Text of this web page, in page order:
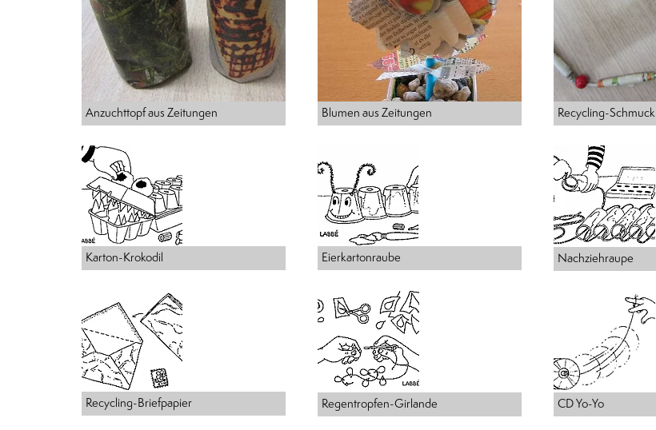
Anzuchttopf aus Zeitungen Blumen aus Zeitungen Recycling-Schmuck
Karton-Krokodil Eierkartonraube Nachziehraupe
Recycling-Briefpapier Regentropfen-Girlande CD Yo-Yo